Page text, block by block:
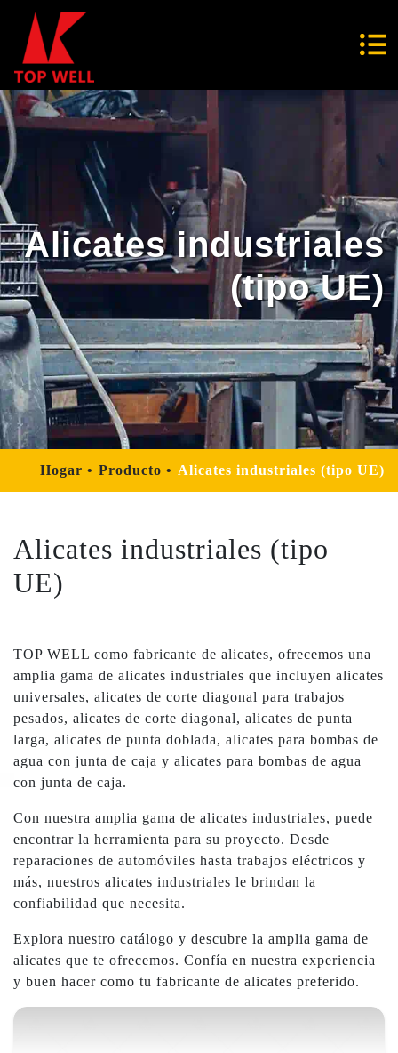
Alicates industriales
(tipo UE)
Hogar Producto Alicates industriales (tipo UE)
Alicates industriales (tipo
UE)
TOP WELL como fabricante de alicates, ofrecemos una
amplia gama de alicates industriales que incluyen alicates
universales, alicates de corte diagonal para trabajos
pesados, alicates de corte diagonal, alicates de punta
larga, alicates de punta doblada, alicates para bombas de
agua con junta de caja y alicates para bombas de agua
con junta de caja.
Con nuestra amplia gama de alicates industriales, puede
encontrar la herramienta para su proyecto. Desde
reparaciones de automóviles hasta trabajos eléctricos y
más, nuestros alicates industriales le brindan la
confiabilidad que necesita.
Explora nuestro catálogo y descubre la amplia gama de
alicates que te ofrecemos. Confía en nuestra experiencia
y buen hacer como tu fabricante de alicates preferido.